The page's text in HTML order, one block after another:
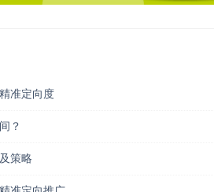
准定向度
？
策略